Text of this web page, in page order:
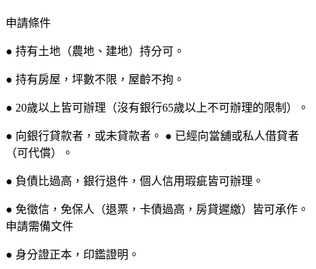
申請條件
● 持有土地（農地、建地）持分可。
● 持有房屋，坪數不限，屋齡不拘。
● 20歲以上皆可辦理（沒有銀行65歲以上不可辦理的限制）。
● 向銀行貸款者，或未貸款者。 ● 已經向當舖或私人借貸者
（可代償）。
● 負債比過高，銀行退件，個人信用瑕疵皆可辦理。
● 免徵信，免保人（退票，卡債過高，房貸遲繳）皆可承作。
申請需備文件
● 身分證正本，印鑑證明。